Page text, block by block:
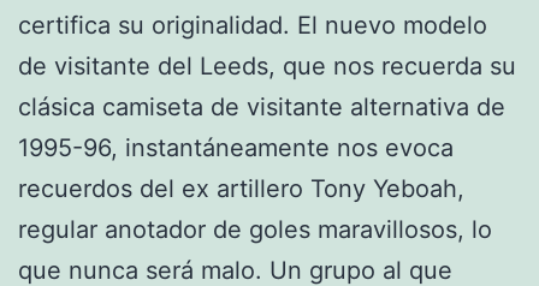
certifica su originalidad. El nuevo modelo
de visitante del Leeds, que nos recuerda su
clásica camiseta de visitante alternativa de
1995-96, instantáneamente nos evoca
recuerdos del ex artillero Tony Yeboah,
regular anotador de goles maravillosos, lo
que nunca será malo. Un grupo al que